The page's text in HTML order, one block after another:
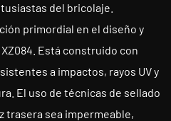
del bricolaje.
primordial en el diseño y
Está construido con
a impactos, rayos UV y
El uso de técnicas de sellado
trasera sea impermeable,